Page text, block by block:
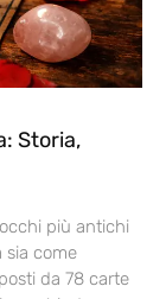
Storia,
più antichi
sia come
da 78 carte